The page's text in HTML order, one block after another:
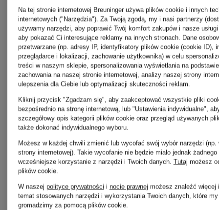
detergentów. Warto
suszyć z dala od
słońca, by nie traciła
intensywności.
Regularna
pielęgnacja pozwala
utrzymać barwę i
Na tej stronie internetowej Breuninger używa plików cookie i innych
internetowych ("Narzędzia"). Za Twoją zgodą, my i nasi partnerzy
używamy narzędzi, aby poprawić Twój komfort zakupów i nasze
aby pokazać Ci interesujące reklamy na innych stronach. Dane
przetwarzane (np. adresy IP, identyfikatory plików cookie (cookie ID),
przeglądarce i lokalizacji, zachowanie użytkownika) w celu
treści w naszym sklepie, spersonalizowania wyświetlania na
zachowania na naszej stronie internetowej, analizy naszej strony
ulepszenia dla Ciebie lub optymalizacji skuteczności reklam.
Kliknij przycisk "Zgadzam się", aby zaakceptować wszystkie pliki
bezpośrednio na stronę internetową, lub "Ustawienia indywidualne",
szczegółowy opis kategorii plików cookie oraz przegląd używanych
także dokonać indywidualnego wyboru.
Możesz w każdej chwili zmienić lub wycofać swój wybór narzędzi (np.
strony internetowej). Takie wycofanie nie będzie miało jednak żadnego
wcześniejsze korzystanie z narzędzi i Twoich danych. Tutaj możesz
plików cookie.
W naszej polityce prywatności i nocie prawnej możesz znaleźć więcej
temat stosowanych narzędzi i wykorzystania Twoich danych, które
gromadzimy za pomocą plików cookie.